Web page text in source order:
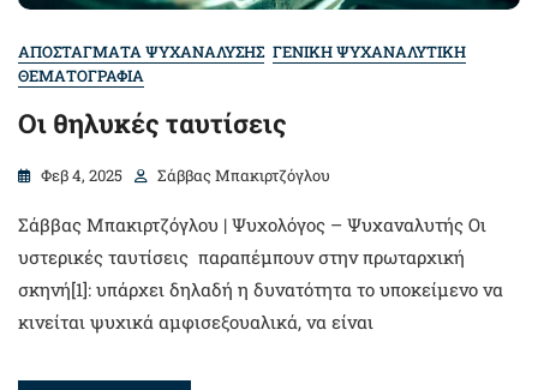
ΑΠΟΣΤΑΓΜΑΤΑ ΨΥΧΑΝΑΛΥΣΗΣ ΓΕΝΙΚΗ ΨΥΧΑΝΑΛΥΤΙΚΗ
ΘΕΜΑΤΟΓΡΑΦΙΑ
Οι θηλυκές ταυτίσεις
Φεβ 4, 2025 Σάββας Μπακιρτζόγλου
Σάββας Μπακιρτζόγλου | Ψυχολόγος – Ψυχαναλυτής Οι
υστερικές ταυτίσεις παραπέμπουν στην πρωταρχική
σκηνή[1]: υπάρχει δηλαδή η δυνατότητα το υποκείμενο να
κινείται ψυχικά αμφισεξουαλικά, να είναι